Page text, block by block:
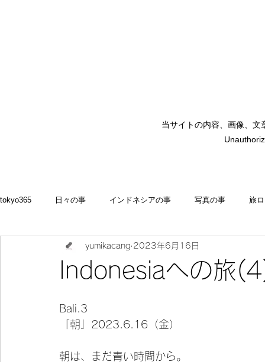
当サイトの内容、画像、
tokyo365 日々の事 インドネシアの事 写真の事 旅
食いしん坊 blog お料理・memasak
Indonesiaへの旅
yumikacang 2023年6月16日
Bali.3
「朝」2023.6.16（金）
朝は、まだ青い時間から。